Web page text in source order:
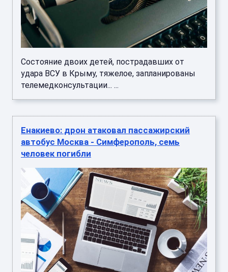
Состояние двоих детей, пострадавших от
удара ВСУ в Крыму, тяжелое, запланированы
телемедконсультации... ...
Енакиево: дрон атаковал пассажирский
автобус Москва - Симферополь, семь
человек погибли